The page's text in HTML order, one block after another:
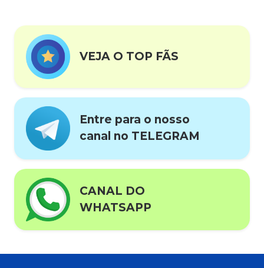
VEJA O TOP FÃS
Entre para o nosso
canal no TELEGRAM
CANAL DO
WHATSAPP